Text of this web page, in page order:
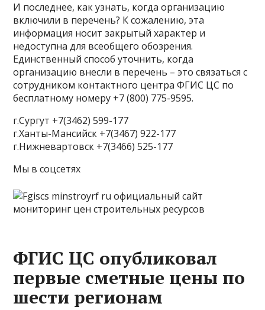
И последнее, как узнать, когда организацию
включили в перечень? К сожалению, эта
информация носит закрытый характер и
недоступна для всеобщего обозрения.
Единственный способ уточнить, когда
организацию внесли в перечень – это связаться с
сотрудником контактного центра ФГИС ЦС по
бесплатному номеру +7 (800) 775-9595.
г.Сургут +7(3462) 599-177
г.Ханты-Мансийск +7(3467) 922-177
г.Нижневартовск +7(3466) 525-177
Мы в соцсетях
ФГИС ЦС опубликовал
первые сметные цены по
шести регионам